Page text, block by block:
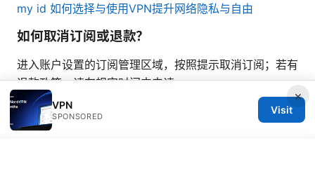
my id 如何选择与使用VPN提升网络隐私与自由
如何取消订阅或退款？
进入账户设置的订阅管理区域，按照提示取消订阅；若有
退款政策，请在规定时间内申请。
×
VPN
SPONSORED
Visit